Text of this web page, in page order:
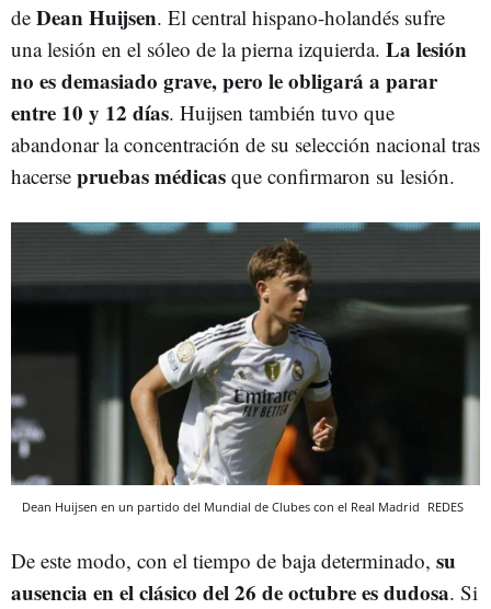
de Dean Huijsen. El central hispano-holandés sufre
una lesión en el sóleo de la pierna izquierda. La lesión
no es demasiado grave, pero le obligará a parar
entre 10 y 12 días. Huijsen también tuvo que
abandonar la concentración de su selección nacional tras
hacerse pruebas médicas que confirmaron su lesión.
Dean Huijsen en un partido del Mundial de Clubes con el Real Madrid REDES
De este modo, con el tiempo de baja determinado, su
ausencia en el clásico del 26 de octubre es dudosa. Si